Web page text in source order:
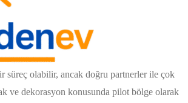
süreç olabilir, ancak doğru partnerler ile çok
ve dekorasyon konusunda pilot bölge olarak